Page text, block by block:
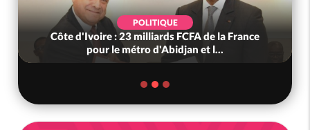
POLITIQUE
Côte d'Ivoire : 23 milliards FCFA de la France
pour le métro d'Abidjan et l...